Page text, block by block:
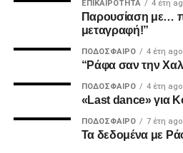
υποστηρίζονται από συμπαγής
τεκμηριώσεις και κομφούζιο
πραγματικά συμβαίνει με την
ΕΠΙΚΑΙΡΌΤΗΤΑ 4 έτη
Παρουσίαση με…
μεταγραφή!”
ΠΟΔΌΣΦΑΙΡΟ 4 έτη ago
“Ράφα σαν την
ΠΟΔΌΣΦΑΙΡΟ 4 έτη ago
«Last dance» για
ΠΟΔΌΣΦΑΙΡΟ 7 έτη ago
Τα δεδομένα με